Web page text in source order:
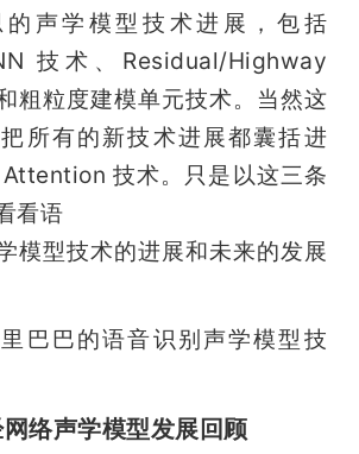
的声学模型技术进展，包括
技术、Residual/Highway
粗粒度建模单元技术。当然这
所有的新技术进展都囊括进
技术。只是以这三条
看语
模型技术的进展和未来的发展
巴巴的语音识别声学模型技
络声学模型发展回顾